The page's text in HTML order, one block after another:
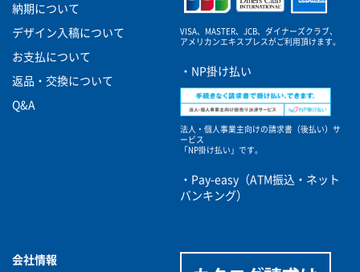
納期について
デザイン入稿について
お支払について
返品・交換について
Q&A
VISA、MASTER、JCB、ダイナーズクラブ、
アメリカンエキスプレスがご利用頂けます。
・NP掛け払い
法人・個人事業主向けの請求書（後払い）サ
ービス
「NP掛け払い」です。
・Pay-easy（ATM振込・ネット
バンキング）
会社情報